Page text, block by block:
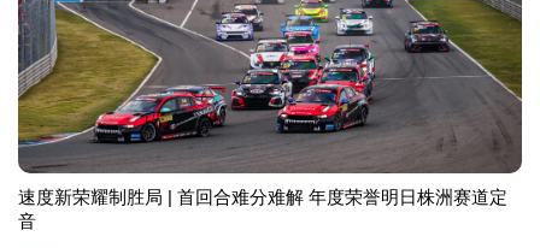
速度新荣耀制胜局 | 首回合难分难解 年度荣誉明日株洲赛道定
音